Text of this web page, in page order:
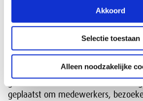
Akkoord
Selectie toestaan
Alleen noodzakelijke
11. Je bent op bezoek in het pand
De SER heeft bewakingscamera’s
het SER-gebouw betreedt worden
geplaatst om medewerkers,